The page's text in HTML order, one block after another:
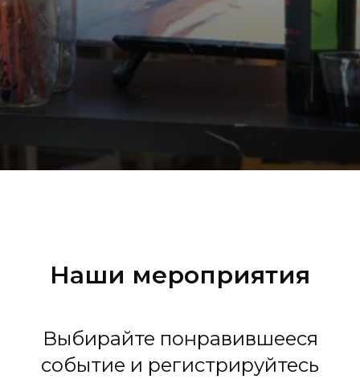
Наши мероприятия
Выбирайте понравившееся
событие и регистрируйтесь